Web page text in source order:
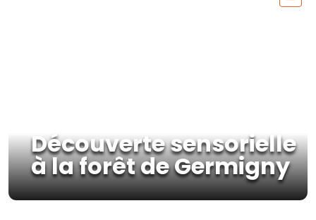
Découverte sensorielle
à la forêt de Germigny